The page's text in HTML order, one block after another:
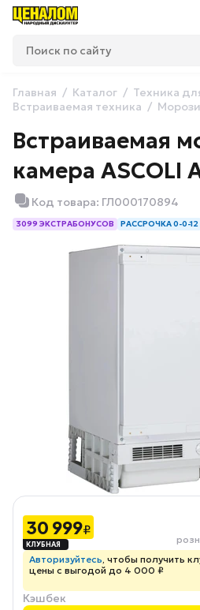
Главная Каталог
Техника
Встраиваемая техника
Встраиваемая
камера ASCOLI
Код товара: ГЛ000170894
3099 ЭКСТРАБОНУСОВ РАССРОЧКА 0-0-12
30 999₽
Авторизуйтесь, чтобы получить
цены с выгодой до 4 000 ₽
Кэшбек